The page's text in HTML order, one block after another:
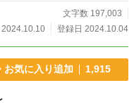
文字数 197,003
登録日 2024.10.04
お気に入り追加 1,915